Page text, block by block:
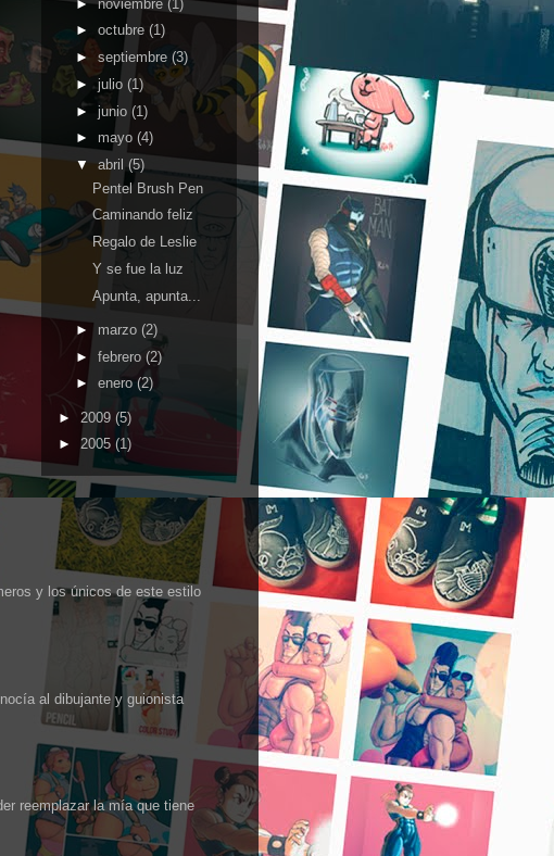
►noviembre (1)
► octubre (1)
► septiembre (3)
► julio (1)
► junio (1)
► mayo (4)
▼abril (5)
Pentel Brush Pen
Caminando feliz
Regalo de Leslie
Y se fue la luz
Apunta, apunta...
► marzo (2)
► febrero (2)
► enero (2)
► 2009 (5)
► 2005 (1)
y los únicos de este estilo
al dibujante y guionista
reemplazar la mía que tiene